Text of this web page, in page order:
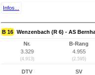
Infos...
B 16 Wenzenbach (R 6) - AS
Nr.
3.329
(4.913)
B-Rang
4.955
(2.595)
DTV
SV